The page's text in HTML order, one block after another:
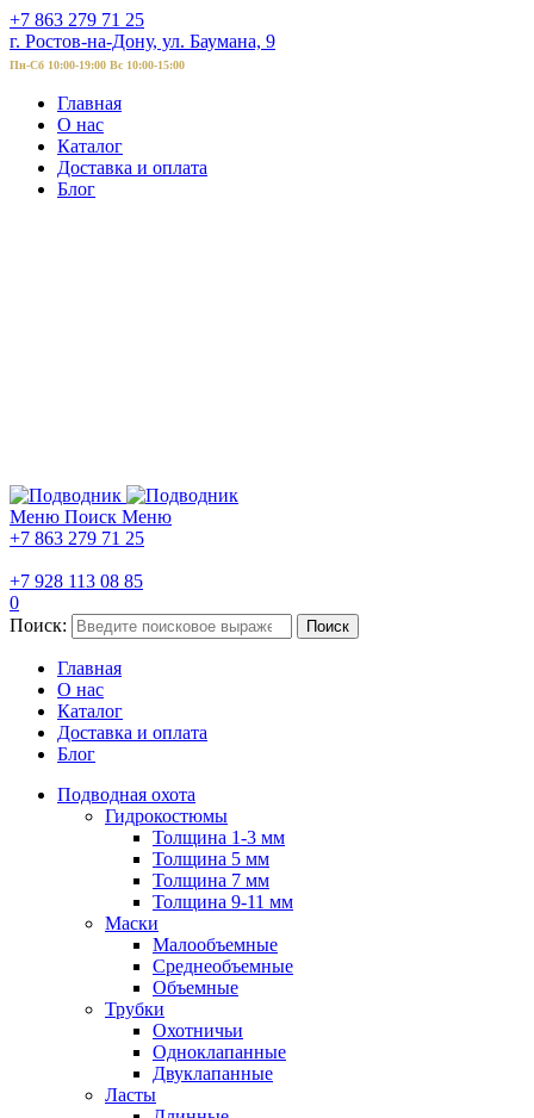
+7 863 279 71 25
г. Ростов-на-Дону, ул. Баумана, 9
Пн-Сб 10:00-19:00 Вс 10:00-15:00
Главная
О нас
Каталог
Доставка и оплата
Блог
Меню Поиск Меню
+7 863 279 71 25
+7 928 113 08 85
0
Поиск:
Поиск
Главная
О нас
Каталог
Доставка и оплата
Блог
Подводная охота
Гидрокостюмы
Толщина 1-3 мм
Толщина 5 мм
Толщина 7 мм
Толщина 9-11 мм
Маски
Малообъемные
Среднеобъемные
Объемные
Трубки
Охотничьи
Одноклапанные
Двуклапанные
Ласты